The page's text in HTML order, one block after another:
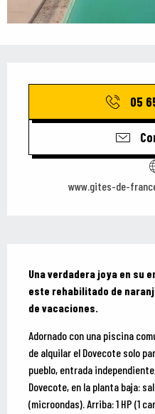
05
www.gites-de-
Una verdadera joya en su
este rehabilitado de
de vacaciones.
Adornado con una piscina
de alquilar el Dovecote solo
pueblo, entrada
Dovecote, en la planta baja:
(microondas). Arriba: 1 HP (1